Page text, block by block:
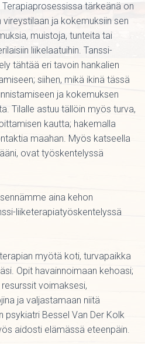
tärkeänä on
ja kokemuksiin sen
muistoja, tunteita tai
liikelaatuihin. Tanssi-
tähtää eri tavoin hankalien
siihen, mikä ikinä tässä
ja kokemuksen
Tilalle astuu tällöin myös turva,
kautta; hakemalla
maahan. Myös katseella
ovat työskentelyssä
aina kehon
liiketerapiatyöskentelyssä
myötä koti, turvapaikka
Opit havainnoimaan kehoasi;
voimaksesi,
ja valjastamaan niitä
psykiatri Bessel Van Der Kolk
aidosti elämässä eteenpäin.